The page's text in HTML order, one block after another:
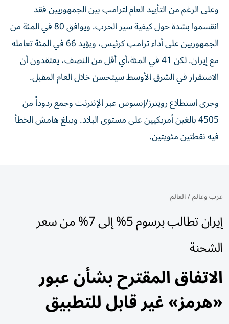
وعلى الرغم من التأييد العام لترامب بين الجمهوريين فقد
انقسموا بشدة حول كيفية سير الحرب. ويوافق 80 في المئة من
الجمهوريين على أداء ترامب كرئيس، ويؤيد 66 في المئة تعامله
مع إيران. لكن 41 في المئة،​أي أقل من النصف، يعتقدون أن
الاستقرار في الشرق الأوسط سيتحسن خلال العام المقبل.
وجرى استطلاع رويترز/إبسوس عبر الإنترنت وجمع ردوداً من
4505 بالغين أمريكيين على مستوى البلاد. ويبلغ هامش الخطأ
فيه نقطتين مئويتين.
عرب وعالم/العالم
إيران تطالب برسوم 5% إلى 7% من سعر
الشحنة
الاتفاق المقترح بشأن عبور
«هرمز» غير قابل للتطبيق